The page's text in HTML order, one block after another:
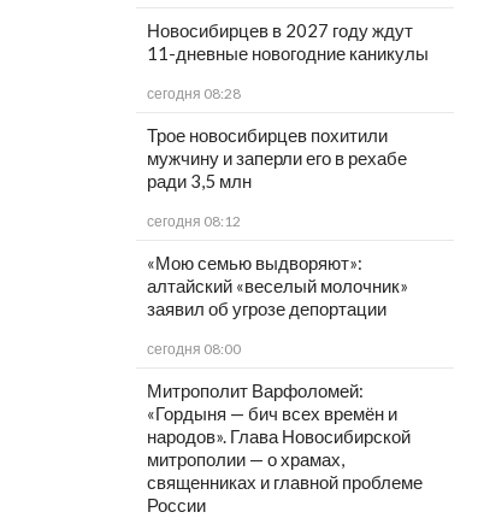
Новосибирцев в 2027 году ждут
11-дневные новогодние каникулы
сегодня 08:28
Трое новосибирцев похитили
мужчину и заперли его в рехабе
ради 3,5 млн
сегодня 08:12
«Мою семью выдворяют»:
алтайский «веселый молочник»
заявил об угрозе депортации
сегодня 08:00
Митрополит Варфоломей:
«Гордыня — бич всех времён и
народов». Глава Новосибирской
митрополии — о храмах,
священниках и главной проблеме
России